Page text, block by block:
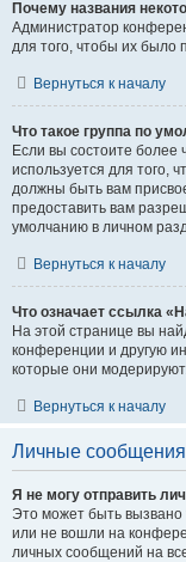
Почему названия
Администратор
для того, чтобы их было
Вернуться к началу
Что такое группа по
Если вы состоите более
используется для того,
должны быть вам
предоставить вам
умолчанию в личном
Вернуться к началу
Что означает ссылка
На этой странице вы
конференции и другую
которые они
Вернуться к началу
Личные сообщения
Я не могу отправить
Это может быть
или не вошли на
личных сообщений на